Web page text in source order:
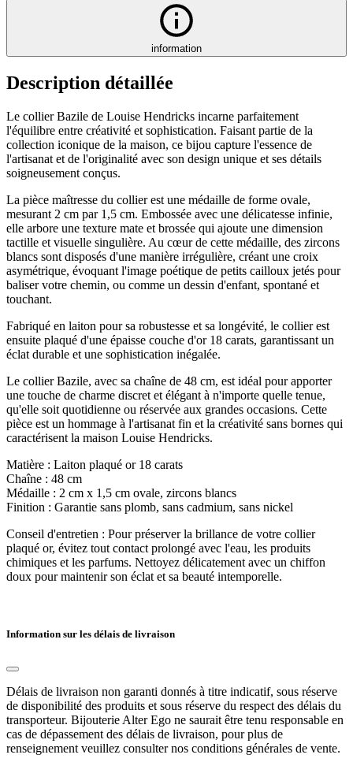
information
Description détaillée
Le collier Bazile de Louise Hendricks incarne parfaitement
l'équilibre entre créativité et sophistication. Faisant partie de la
collection iconique de la maison, ce bijou capture l'essence de
l'artisanat et de l'originalité avec son design unique et ses détails
soigneusement conçus.
La pièce maîtresse du collier est une médaille de forme ovale,
mesurant 2 cm par 1,5 cm. Embossée avec une délicatesse infinie,
elle arbore une texture mate et brossée qui ajoute une dimension
tactille et visuelle singulière. Au cœur de cette médaille, des zircons
blancs sont disposés d'une manière irrégulière, créant une croix
asymétrique, évoquant l'image poétique de petits cailloux jetés pour
baliser votre chemin, ou comme un dessin d'enfant, spontané et
touchant.
Fabriqué en laiton pour sa robustesse et sa longévité, le collier est
ensuite plaqué d'une épaisse couche d'or 18 carats, garantissant un
éclat durable et une sophistication inégalée.
Le collier Bazile, avec sa chaîne de 48 cm, est idéal pour apporter
une touche de charme discret et élégant à n'importe quelle tenue,
qu'elle soit quotidienne ou réservée aux grandes occasions. Cette
pièce est un hommage à l'artisanat fin et la créativité sans bornes qui
caractérisent la maison Louise Hendricks.
Matière : Laiton plaqué or 18 carats
Chaîne : 48 cm
Médaille : 2 cm x 1,5 cm ovale, zircons blancs
Finition : Garantie sans plomb, sans cadmium, sans nickel
Conseil d'entretien : Pour préserver la brillance de votre collier
plaqué or, évitez tout contact prolongé avec l'eau, les produits
chimiques et les parfums. Nettoyez délicatement avec un chiffon
doux pour maintenir son éclat et sa beauté intemporelle.
Information sur les délais de livraison
Délais de livraison non garanti donnés à titre indicatif, sous réserve
de disponibilité des produits et sous réserve du respect des délais du
transporteur. Bijouterie Alter Ego ne saurait être tenu responsable en
cas de dépassement des délais de livraison, pour plus de
renseignement veuillez consulter nos conditions générales de vente.